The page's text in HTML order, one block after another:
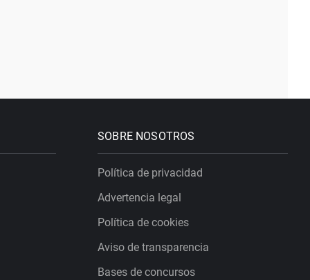
SOBRE NOSOTROS
Política de privacidad
Advertencia legal
Política de cookies
Aviso de transparencia
Bases de concursos